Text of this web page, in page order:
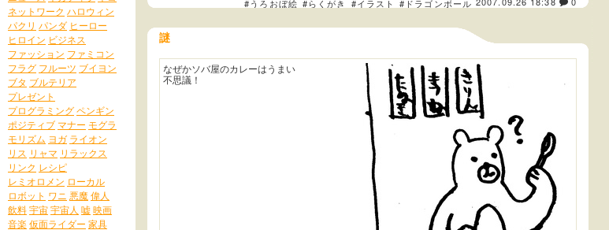
ネットワーク ハロウィン
パクリ パンダ ヒーロー
ヒロイン ビジネス
ファッション ファミコン
フラグ フルーツ ブイヨン
ブタ ブルテリア
プレゼント
プログラミングペンギン
ポジティブ マナー モグラ
モリズム ヨガ ライオン
リス リャマ リラックス
リンク レシピ
レミオロメン ローカル
ロボット ワニ 悪魔偉人
飲料宇宙宇宙人 嘘映画
音楽仮面ライダー 家具
#うろおぼ絵 #らくがき #イラスト #ドラゴンボール
謎
なぜかソバ屋のカレーはうまい
不思議！